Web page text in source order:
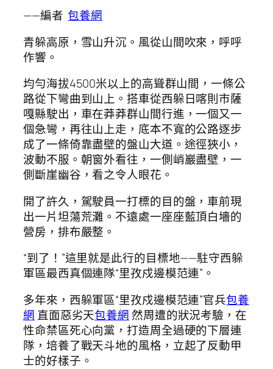
——編者包養網
青躲高原，雪山升沉。風從山間吹來，呼呼
作響。
均勻海拔4500米以上的高聳群山間，一條公
路從下彎曲到山上。搭車從西躲日喀則市薩
嘎縣駛出，車在莽莽群山間行進，一個又一
個急彎，再往山上走，底本不寬的公路逐步
成了一條倚靠盡壁的盤山大道。途徑狹小，
波動不服。朝窗外看往，一側峭巖盡壁，一
側斷崖幽谷，看之令人眼花。
開了許久，駕駛員一打標的目的盤，車前現
出一片坦蕩荒灘。不遠處一座座藍頂白墻的
營房，排布嚴整。
“到了！”這里就是此行的目標地——駐守西躲
軍區最西真個連隊“里孜戍邊模范連”。
多年來，西躲軍區“里孜戍邊模范連”官兵包養
網 直面惡劣天包養網 然周遭的狀況考驗，在
性命禁區死心向黨，打造周全過硬的下層連
隊，培養了戰天斗地的風格，立起了反動甲
士的好樣子。